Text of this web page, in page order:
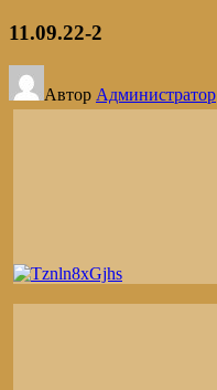
11.09.22-2
Автор Администратор